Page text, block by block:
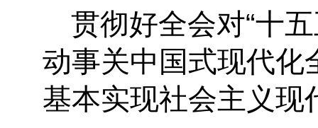
贯彻好全会对“十
动事关中国式现代化
基本实现社会主义现